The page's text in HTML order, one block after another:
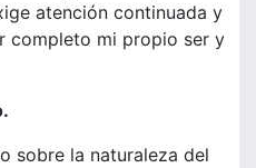
atención continuada y
completo mi propio ser y
sobre la naturaleza del